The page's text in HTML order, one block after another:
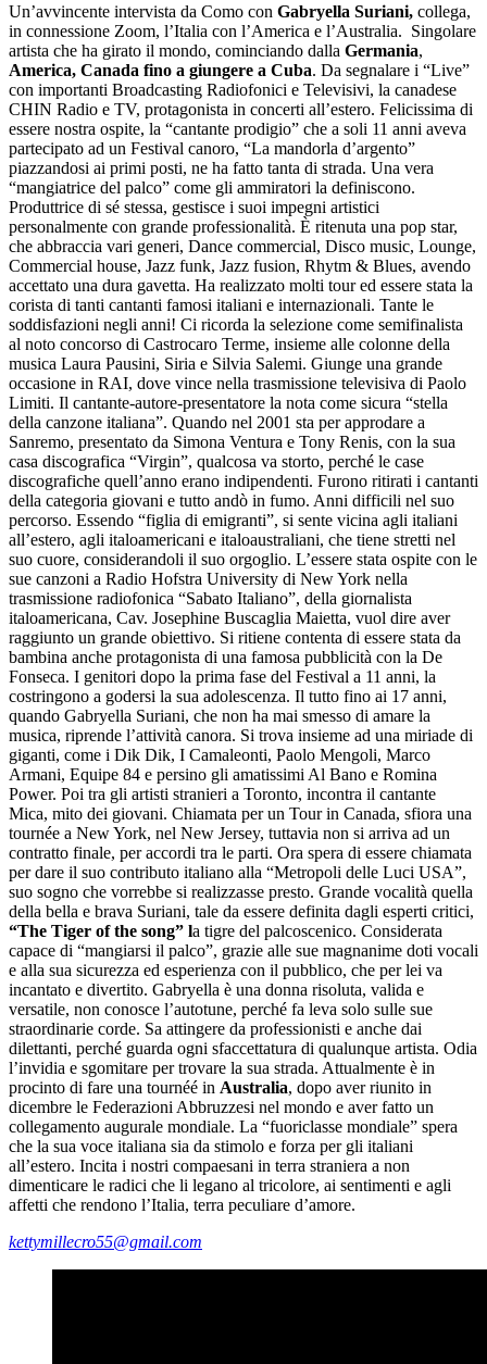
Un’avvincente intervista da Como con Gabryella Suriani, collega,
in connessione Zoom, l’Italia con l’America e l’Australia. Singolare
artista che ha girato il mondo, cominciando dalla Germania,
America, Canada fino a giungere a Cuba. Da segnalare i “Live”
con importanti Broadcasting Radiofonici e Televisivi, la canadese
CHIN Radio e TV, protagonista in concerti all’estero. Felicissima di
essere nostra ospite, la “cantante prodigio” che a soli 11 anni aveva
partecipato ad un Festival canoro, “La mandorla d’argento”
piazzandosi ai primi posti, ne ha fatto tanta di strada. Una vera
“mangiatrice del palco” come gli ammiratori la definiscono.
Produttrice di sé stessa, gestisce i suoi impegni artistici
personalmente con grande professionalità. È ritenuta una pop star,
che abbraccia vari generi, Dance commercial, Disco music, Lounge,
Commercial house, Jazz funk, Jazz fusion, Rhytm & Blues, avendo
accettato una dura gavetta. Ha realizzato molti tour ed essere stata la
corista di tanti cantanti famosi italiani e internazionali. Tante le
soddisfazioni negli anni! Ci ricorda la selezione come semifinalista
al noto concorso di Castrocaro Terme, insieme alle colonne della
musica Laura Pausini, Siria e Silvia Salemi. Giunge una grande
occasione in RAI, dove vince nella trasmissione televisiva di Paolo
Limiti. Il cantante-autore-presentatore la nota come sicura “stella
della canzone italiana”. Quando nel 2001 sta per approdare a
Sanremo, presentato da Simona Ventura e Tony Renis, con la sua
casa discografica “Virgin”, qualcosa va storto, perché le case
discografiche quell’anno erano indipendenti. Furono ritirati i cantanti
della categoria giovani e tutto andò in fumo. Anni difficili nel suo
percorso. Essendo “figlia di emigranti”, si sente vicina agli italiani
all’estero, agli italoamericani e italoaustraliani, che tiene stretti nel
suo cuore, considerandoli il suo orgoglio. L’essere stata ospite con le
sue canzoni a Radio Hofstra University di New York nella
trasmissione radiofonica “Sabato Italiano”, della giornalista
italoamericana, Cav. Josephine Buscaglia Maietta, vuol dire aver
raggiunto un grande obiettivo. Si ritiene contenta di essere stata da
bambina anche protagonista di una famosa pubblicità con la De
Fonseca. I genitori dopo la prima fase del Festival a 11 anni, la
costringono a godersi la sua adolescenza. Il tutto fino ai 17 anni,
quando Gabryella Suriani, che non ha mai smesso di amare la
musica, riprende l’attività canora. Si trova insieme ad una miriade di
giganti, come i Dik Dik, I Camaleonti, Paolo Mengoli, Marco
Armani, Equipe 84 e persino gli amatissimi Al Bano e Romina
Power. Poi tra gli artisti stranieri a Toronto, incontra il cantante
Mica, mito dei giovani. Chiamata per un Tour in Canada, sfiora una
tournée a New York, nel New Jersey, tuttavia non si arriva ad un
contratto finale, per accordi tra le parti. Ora spera di essere chiamata
per dare il suo contributo italiano alla “Metropoli delle Luci USA”,
suo sogno che vorrebbe si realizzasse presto. Grande vocalità quella
della bella e brava Suriani, tale da essere definita dagli esperti critici,
“The Tiger of the song” la tigre del palcoscenico. Considerata
capace di “mangiarsi il palco”, grazie alle sue magnanime doti vocali
e alla sua sicurezza ed esperienza con il pubblico, che per lei va
incantato e divertito. Gabryella è una donna risoluta, valida e
versatile, non conosce l’autotune, perché fa leva solo sulle sue
straordinarie corde. Sa attingere da professionisti e anche dai
dilettanti, perché guarda ogni sfaccettatura di qualunque artista. Odia
l’invidia e sgomitare per trovare la sua strada. Attualmente è in
procinto di fare una tournéé in Australia, dopo aver riunito in
dicembre le Federazioni Abbruzzesi nel mondo e aver fatto un
collegamento augurale mondiale. La “fuoriclasse mondiale” spera
che la sua voce italiana sia da stimolo e forza per gli italiani
all’estero. Incita i nostri compaesani in terra straniera a non
dimenticare le radici che li legano al tricolore, ai sentimenti e agli
affetti che rendono l’Italia, terra peculiare d’amore.
kettymillecro55@gmail.com